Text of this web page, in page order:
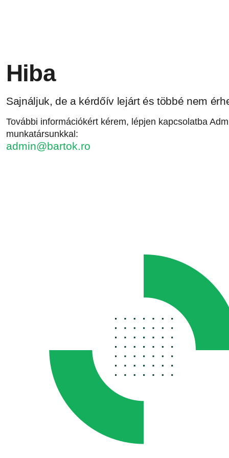
Hiba
Sajnáljuk, de a kérdőív lejárt és többé nem
További információkért kérem, lépjen kapcsolatba
munkatársunkkal:
admin@bartok.ro